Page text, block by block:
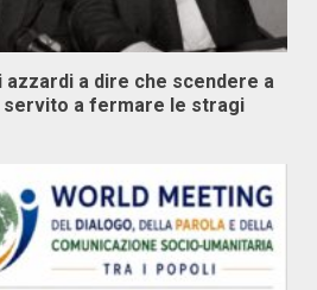
azzardi a dire che scendere a
servito a fermare le stragi